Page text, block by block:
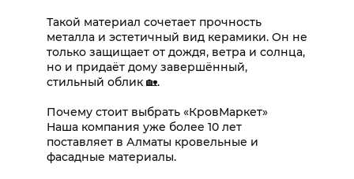
Такой материал сочетает прочность
металла и эстетичный вид керамики. Он не
только защищает от дождя, ветра и солнца,
но и придаёт дому завершённый,
стильный облик 🏡.
Почему стоит выбрать «КровМаркет»
Наша компания уже более 10 лет
поставляет в Алматы кровельные и
фасадные материалы.